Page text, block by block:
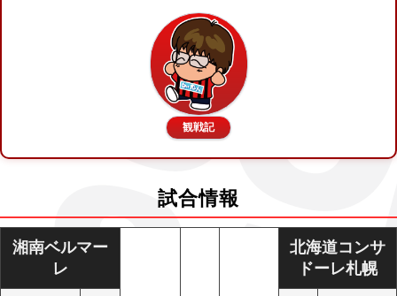
観戦記
試合情報
湘南ベルマー
レ
北海道コンサ
ドーレ札幌